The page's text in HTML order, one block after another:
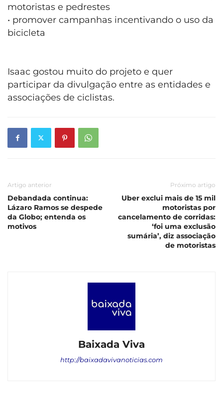
motoristas e pedrestes
• promover campanhas incentivando o uso da
bicicleta
Isaac gostou muito do projeto e quer
participar da divulgação entre as entidades e
associações de ciclistas.
Artigo anterior
Debandada continua:
Lázaro Ramos se despede
da Globo; entenda os
motivos
Próximo artigo
Uber exclui mais de 15 mil
motoristas por
cancelamento de corridas:
‘foi uma exclusão
sumária’, diz associação
de motoristas
Baixada Viva
http://baixadavivanoticias.com